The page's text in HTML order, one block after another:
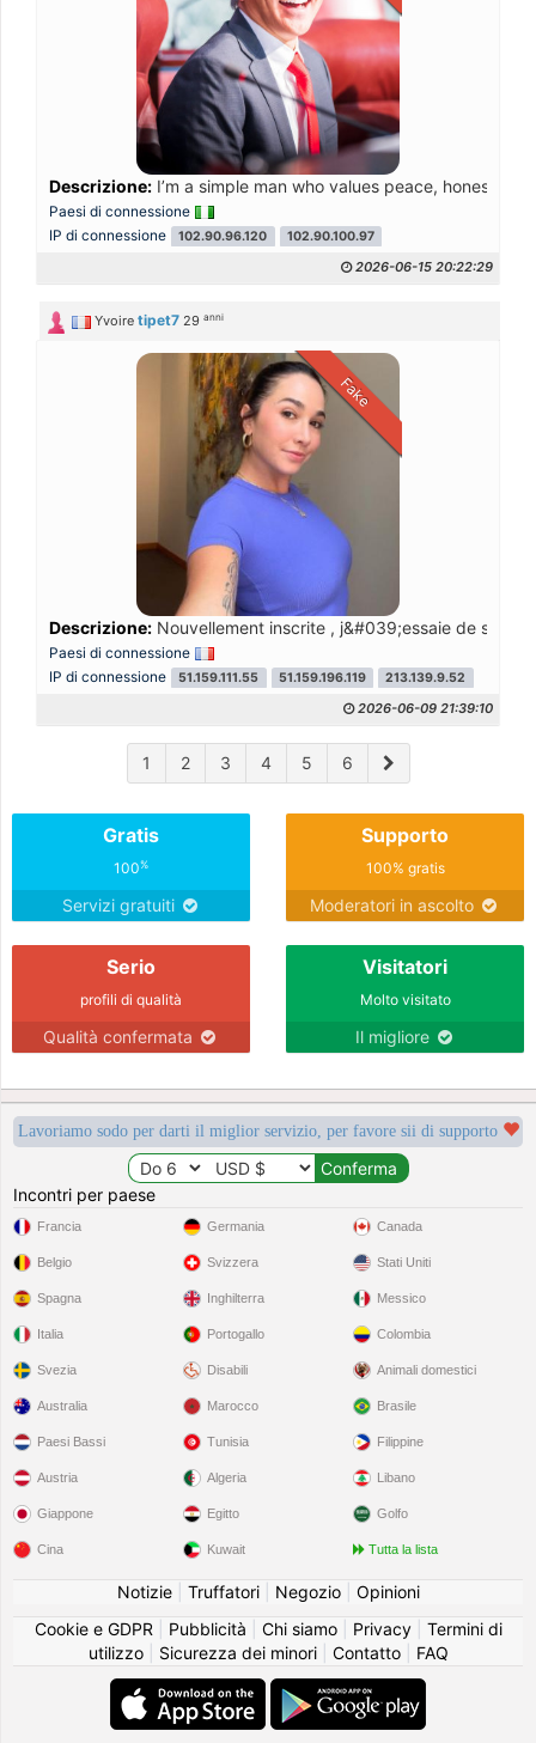
Descrizione: I’m a simple man who values peace, honesty,
Paesi di connessione
IP di connessione
102.90.96.120 102.90.100.97
2026-06-15 20:22:29
Yvoire tipet7 29anni
Fake
Descrizione: Nouvellement inscrite , j&#039;essaie de sortir
Paesi di connessione
IP di connessione
51.159.111.55 51.159.196.119 213.139.9.52
2026-06-09 21:39:10
1 2 3 4 5 6
Gratis
100%
Servizi gratuiti
Supporto
100% gratis
Moderatori in ascolto
Serio
profili di qualità
Qualità confermata
Visitatori
Molto visitato
Il migliore
Lavoriamo sodo per darti il miglior servizio, per favore sii di supporto
Incontri per paese
Francia
Belgio
Spagna
Italia
Svezia
Germania
Svizzera
Inghilterra
Portogallo
Disabili
Canada
Stati Uniti
Messico
Colombia
Animali domestici
Australia
Paesi Bassi
Austria
Giappone
Cina
Marocco
Tunisia
Algeria
Egitto
Kuwait
Brasile
Filippine
Libano
Golfo
Tutta la lista
Notizie| Truffatori| Negozio| Opinioni
Cookie e GDPR
Pubblicità Chi siamo| Privacy| Termini di
utilizzo| Sicurezza dei minori| Contatto| FAQ